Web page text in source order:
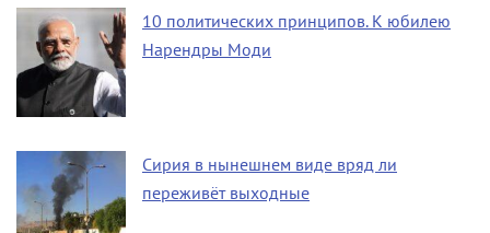
10 политических принципов. К юбилею
Нарендры Моди
Сирия в нынешнем виде вряд ли
переживёт выходные